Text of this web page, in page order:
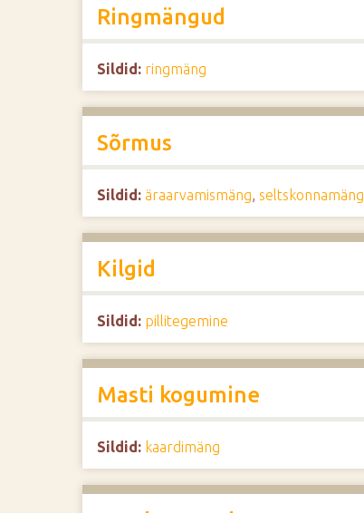
Ringmängud
Sildid: ringmäng
Sõrmus
Sildid: äraarvamismäng, seltskonnamäng
Kilgid
Sildid: pillitegemine
Masti kogumine
Sildid: kaardimäng